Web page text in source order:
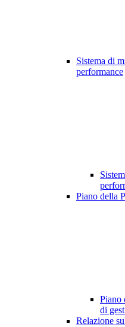
Sistema di
performance
Piano della
Piano
di
Relazione